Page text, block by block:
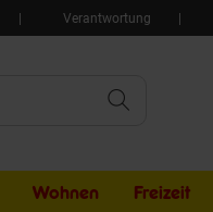
Verantwortung
Wohnen Freizeit